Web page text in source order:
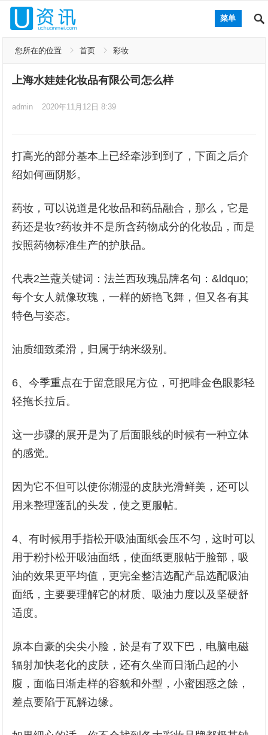
菜单
您所在的位置 首页 彩妆
上海水娃娃化妆品有限公司怎么样
admin 2020年11月12日 8:39
打高光的部分基本上已经牵涉到到了，下面之后介
绍如何画阴影。
药妆，可以说道是化妆品和药品融合，那么，它是
药还是妆?药妆并不是所含药物成分的化妆品，而是
按照药物标准生产的护肤品。
代表2兰蔻关键词：法兰西玫瑰品牌名句：&ldquo;
每个女人就像玫瑰，一样的娇艳飞舞，但又各有其
特色与姿态。
油质细致柔滑，归属于纳米级别。
6、今季重点在于留意眼尾方位，可把啡金色眼影轻
轻拖长拉后。
这一步骤的展开是为了后面眼线的时候有一种立体
的感觉。
因为它不但可以使你潮湿的皮肤光滑鲜美，还可以
用来整理蓬乱的头发，使之更服帖。
4、有时候用手指松开吸油面纸会压不匀，这时可以
用于粉扑松开吸油面纸，使面纸更服帖于脸部，吸
油的效果更平均值，更完全整洁选配产品选配吸油
面纸，主要要理解它的材质、吸油力度以及坚硬舒
适度。
原本自豪的尖尖小脸，於是有了双下巴，电脑电磁
辐射加快老化的皮肤，还有久坐而日渐凸起的小
腹，面临日渐走样的容貌和外型，小蜜困惑之餘，
差点要陷于瓦解边缘。